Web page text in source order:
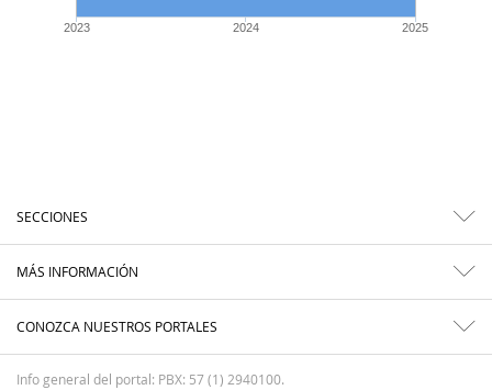
2023 2024 2025
SECCIONES
MÁS INFORMACIÓN
CONOZCA NUESTROS PORTALES
Info general del portal: PBX: 57 (1) 2940100.